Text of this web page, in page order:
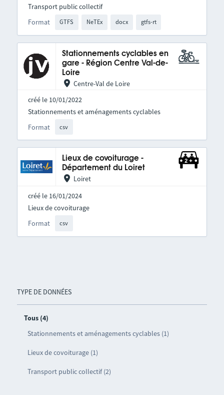
TYPE DE DONNÉES
Tous (4)
Stationnements et aménagements cyclables (1)
Lieux de covoiturage (1)
Transport public collectif (2)
Format GTFS NeTEx docx gtfs-rt
Transport public collectif
Stationnements cyclables en
gare - Région Centre Val-de-
Loire
Centre-Val de Loire
créé le 10/01/2022
Format csv
Stationnements et aménagements cyclables
Lieux de covoiturage -
Département du Loiret
Loiret
créé le 16/01/2024
Format csv
Lieux de covoiturage